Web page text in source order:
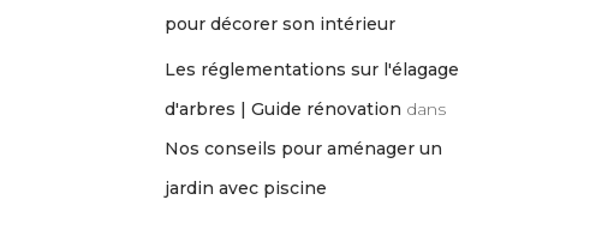
pour décorer son intérieur
Les réglementations sur l'élagage
d'arbres | Guide rénovation dans
Nos conseils pour aménager un
jardin avec piscine